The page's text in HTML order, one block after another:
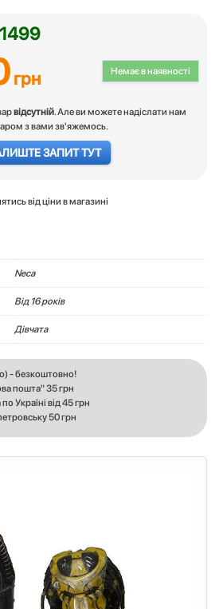
Немає в наявності
грн
відсутній. Але ви можете надіслати нам
з вами зв'яжемось.
ЗАПИТ ТУТ
від ціни в магазині
Neca
Вiд 16 років
Дівчата
- безкоштовно!
пошта" 35 грн
Україні від 45 грн
50 грн